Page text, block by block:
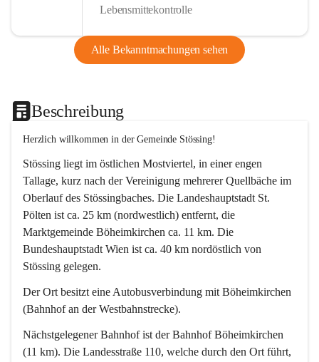
Lebensmittekontrolle
Alle Bekanntmachungen sehen
Beschreibung
Herzlich willkommen in der Gemeinde Stössing!
Stössing liegt im östlichen Mostviertel, in einer engen
Tallage, kurz nach der Vereinigung mehrerer Quellbäche im
Oberlauf des Stössingbaches. Die Landeshauptstadt St.
Pölten ist ca. 25 km (nordwestlich) entfernt, die
Marktgemeinde Böheimkirchen ca. 11 km. Die
Bundeshauptstadt Wien ist ca. 40 km nordöstlich von
Stössing gelegen.
Der Ort besitzt eine Autobusverbindung mit Böheimkirchen
(Bahnhof an der Westbahnstrecke).
Nächstgelegener Bahnhof ist der Bahnhof Böheimkirchen
(11 km). Die Landesstraße 110, welche durch den Ort führt,